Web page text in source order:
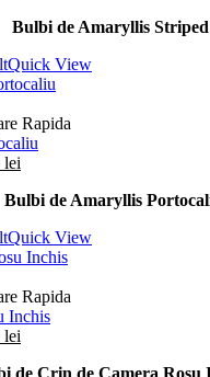
lei.
este:
Bulbi de Amaryllis Striped
Quick View
Rapida
lei.
lei
este:
Bulbi de Amaryllis
Quick View
Rapida
Inchis
lei
de Crin de Camera Rosu